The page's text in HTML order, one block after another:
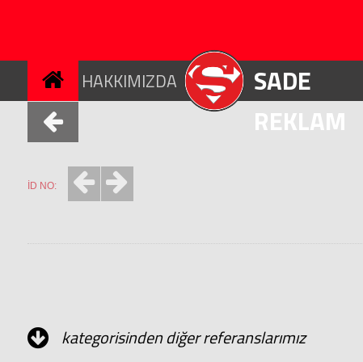
HAKKIMIZDA
SADE
REKLAM
İD NO:
kategorisinden diğer referanslarımız